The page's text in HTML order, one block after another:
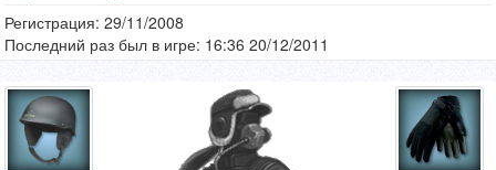
Регистрация: 29/11/2008
Последний раз был в игре: 16:36 20/12/2011